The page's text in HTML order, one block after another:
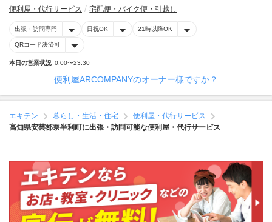
便利屋・代行サービス 宅配便・バイク便・引越し
出張・訪問専門 日祝OK 21時以降OK
QRコード決済可
本日の営業状況 0:00〜23:30
便利屋ARCOMPANYのオーナー様ですか？
エキテン 暮らし・生活・住宅
便利屋・代行サービス
高知県安芸郡奈半利町に出張・訪問可能な便利屋・代行サービス